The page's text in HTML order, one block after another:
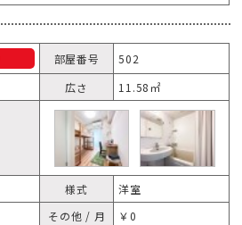
部屋番号
502
広さ 11.58㎡
様式
洋室
その他 / 月
￥0